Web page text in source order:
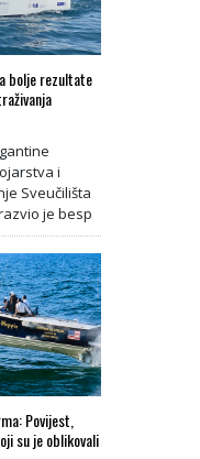
bolje rezultate
i
Sveučilišta
je besp
Povijest,
su je oblikovali